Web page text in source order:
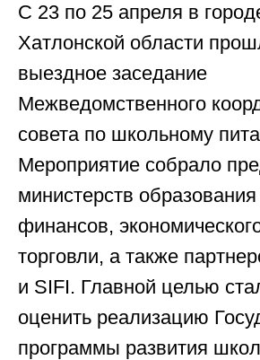
С 23 по 25 апреля в
Хатлонской области
выездное заседание
Межведомственного
совета по школьному
Мероприятие собрало
министерств
финансов,
торговли, а также
и SIFI. Главной целью
оценить реализацию
программы развития